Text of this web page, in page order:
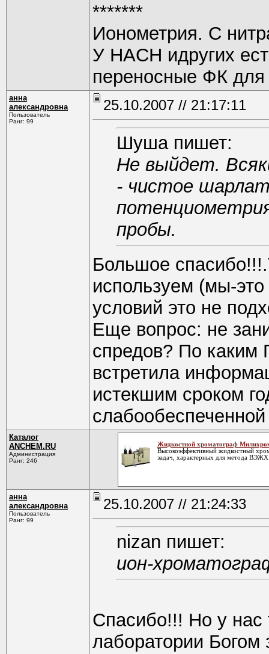
*******
Ионометрия. С
У HACH идругих
переносные ФК для
анна
александровна
Пользователь
Ранг: 99
25.10.2007 // 21:17:11
Шуша пишет:
Не выйдет.
- чистое
пробы.
Большое
используем (мы-
условий это не
Еще вопрос: не
спредов? По
встретила
истекшим сроком
Каталог
ANCHEM.RU
Администрация
Ранг: 246
Жидкостной хроматограф
Высокоэффективный жидкостный
задач, характерных для метода
анна
александровна
Пользователь
Ранг: 99
25.10.2007 // 21:24:33
nizan пишет:
ион-
Спасибо!!! Но у нас
лаборатории